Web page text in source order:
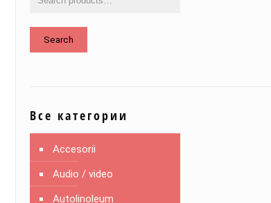
Search
Все категории
Accesorii
Audio / video
Autolinoleum